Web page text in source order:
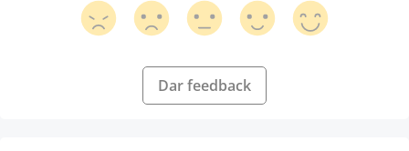
Dar feedback